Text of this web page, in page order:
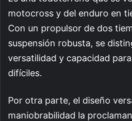
motocross y del enduro en
Con un propulsor de dos
suspensión robusta, se
versatilidad y capacidad
difíciles.
Por otra parte, el diseño
maniobrabilidad la